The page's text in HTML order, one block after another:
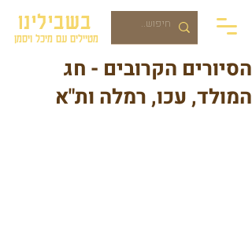
בשבילינו
מטיילים עם מיכל ויסמן
הסיורים הקרובים - חג
המולד, עכו, רמלה ות"א